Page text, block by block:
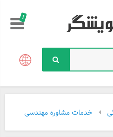
!
خدمات مشاوره مهندسی